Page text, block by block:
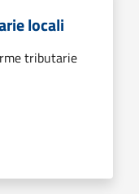
locali
tributarie